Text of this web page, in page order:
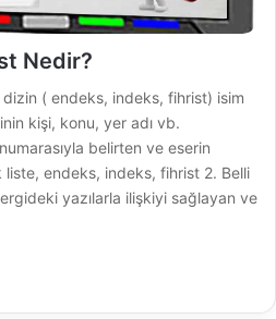
Nedir?
( endeks, indeks, fihrist) isim
kişi, konu, yer adı vb.
belirten ve eserin
liste, endeks, indeks, fihrist 2. Belli
yazılarla ilişkiyi sağlayan ve